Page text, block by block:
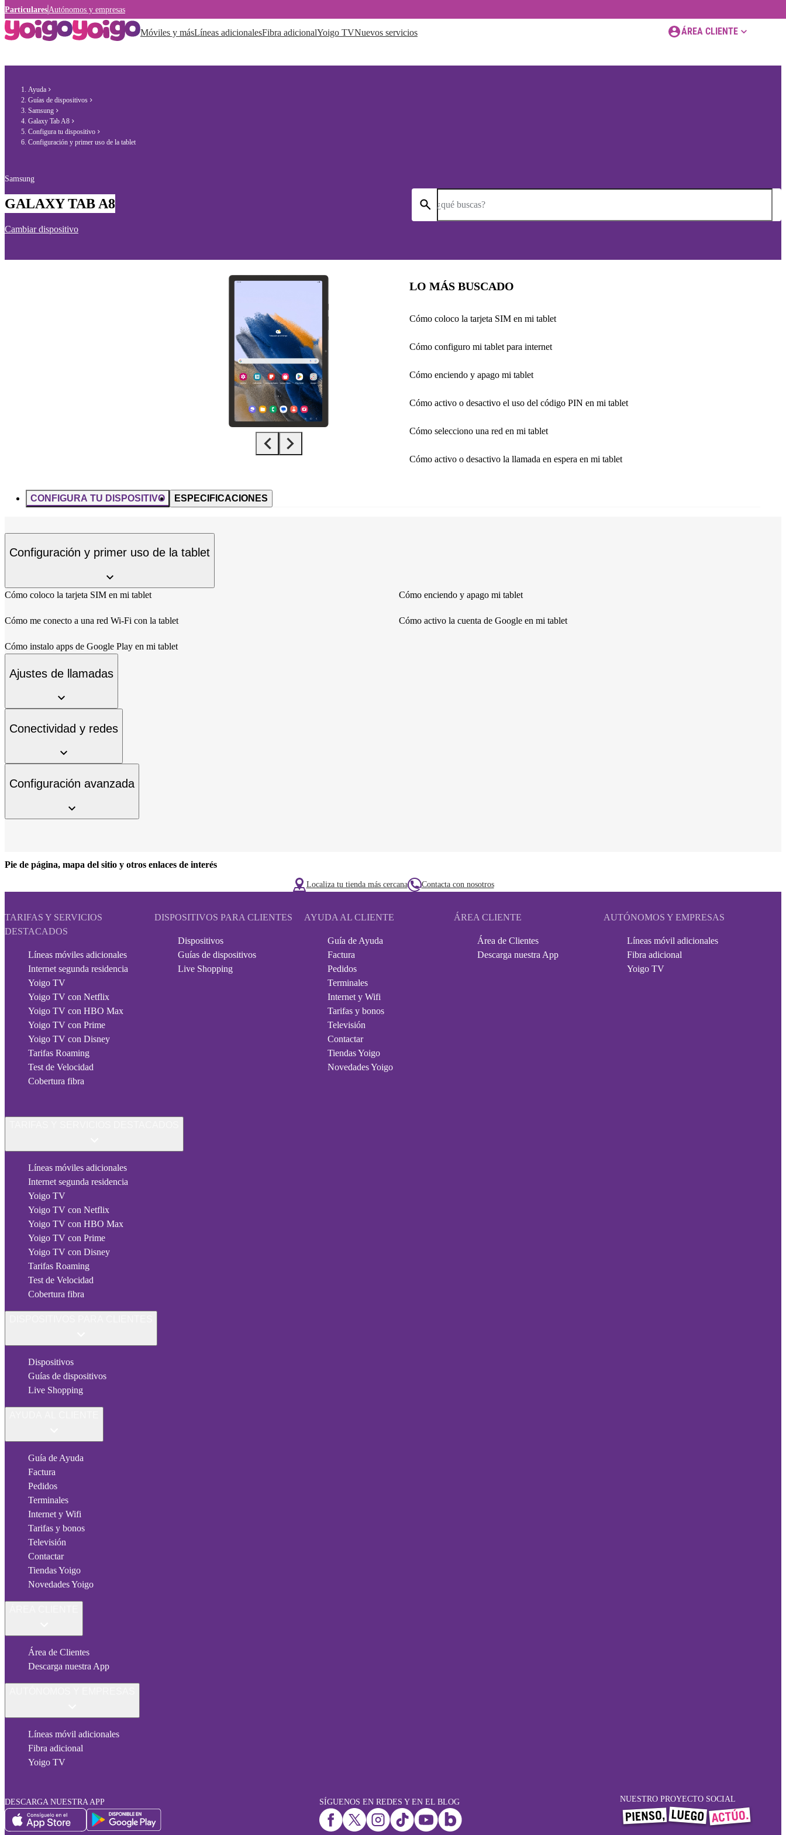
Particulares Autónomos y empresas
Móviles y másLíneas adicionalesFibra adicionalYoigo TVNuevos servicios ÁREA CLIENTE
Ayuda
Guías de dispositivos
Samsung
Galaxy Tab A8
Configura tu dispositivo
Configuración y primer uso de la tablet
Samsung
GALAXY TAB A8
Cambiar dispositivo
¿qué buscas?
LO MÁS BUSCADO
Cómo coloco la tarjeta SIM en mi tablet
Cómo configuro mi tablet para internet
Cómo enciendo y apago mi tablet
Cómo activo o desactivo el uso del código PIN en mi tablet
Cómo selecciono una red en mi tablet
Cómo activo o desactivo la llamada en espera en mi tablet
CONFIGURA TU DISPOSITIVO ESPECIFICACIONES
Configuración y primer uso de la tablet
Cómo coloco la tarjeta SIM en mi tablet Cómo enciendo y apago mi tablet
Cómo me conecto a una red Wi-Fi con la tablet Cómo activo la cuenta de Google en mi tablet
Cómo instalo apps de Google Play en mi tablet
Ajustes de llamadas
Conectividad y redes
Configuración avanzada
Pie de página, mapa del sitio y otros enlaces de interés
Localiza tu tienda más cercana Contacta con nosotros
TARIFAS Y SERVICIOS
DESTACADOS
Líneas móviles adicionales
Internet segunda residencia
Yoigo TV
Yoigo TV con Netflix
Yoigo TV con HBO Max
Yoigo TV con Prime
Yoigo TV con Disney
Tarifas Roaming
Test de Velocidad
Cobertura fibra
DISPOSITIVOS PARA CLIENTES
Dispositivos
Guías de dispositivos
Live Shopping
AYUDA AL CLIENTE
Guía de Ayuda
Factura
Pedidos
Terminales
Internet y Wifi
Tarifas y bonos
Televisión
Contactar
Tiendas Yoigo
Novedades Yoigo
ÁREA CLIENTE
Área de Clientes
Descarga nuestra App
AUTÓNOMOS Y EMPRESAS
Líneas móvil adicionales
Fibra adicional
Yoigo TV
Líneas móviles adicionales
Internet segunda residencia
Yoigo TV
Yoigo TV con Netflix
Yoigo TV con HBO Max
Yoigo TV con Prime
Yoigo TV con Disney
Tarifas Roaming
Test de Velocidad
Cobertura fibra
Dispositivos
Guías de dispositivos
Live Shopping
Guía de Ayuda
Factura
Pedidos
Terminales
Internet y Wifi
Tarifas y bonos
Televisión
Contactar
Tiendas Yoigo
Novedades Yoigo
Área de Clientes
Descarga nuestra App
Líneas móvil adicionales
Fibra adicional
Yoigo TV
DESCARGA NUESTRA APP SÍGUENOS EN REDES Y EN EL BLOG NUESTRO PROYECTO SOCIAL